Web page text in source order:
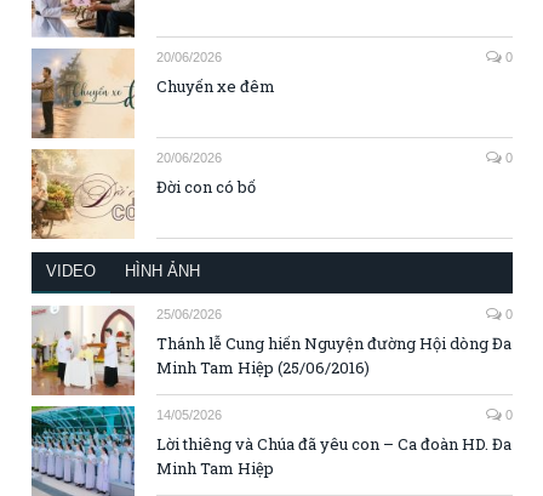
20/06/2026 0
Chuyến xe đêm
20/06/2026 0
Đời con có bố
VIDEO HÌNH ẢNH
25/06/2026 0
Thánh lễ Cung hiến Nguyện đường Hội dòng Đa
Minh Tam Hiệp (25/06/2016)
14/05/2026 0
Lời thiêng và Chúa đã yêu con – Ca đoàn HD. Đa
Minh Tam Hiệp